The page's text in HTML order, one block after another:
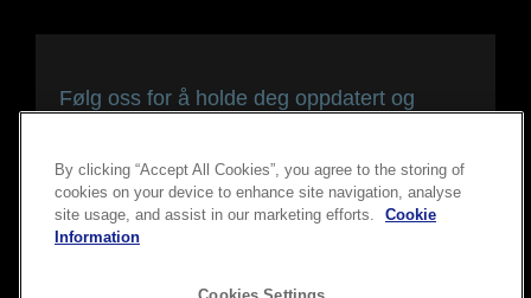
Følg oss for å holde deg oppdatert og
By clicking “Accept All Cookies”, you agree to the storing of
cookies on your device to enhance site navigation, analyse
site usage, and assist in our marketing efforts.
Cookie
Information